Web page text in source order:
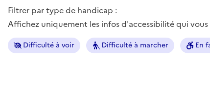
Filtrer par type de handicap :
Affichez uniquement les infos d'accessibilité qui
Difficulté à voir Difficulté à marcher En